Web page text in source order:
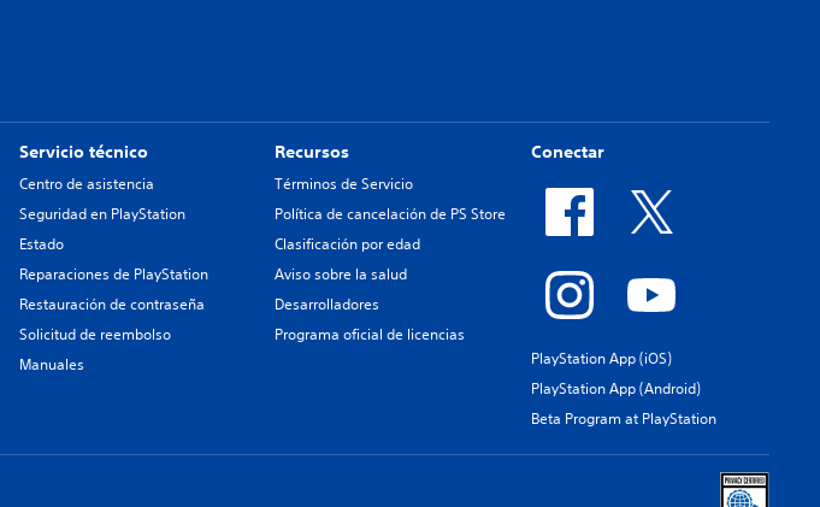
Servicio técnico
Centro de asistencia
Seguridad en PlayStation
Estado
Reparaciones de PlayStation
Restauración de contraseña
Solicitud de reembolso
Manuales
Recursos
Términos de Servicio
Política de cancelación de PS Store
Clasificación por edad
Aviso sobre la salud
Desarrolladores
Programa oficial de licencias
Conectar
PlayStation App (iOS)
PlayStation App (Android)
Beta Program at PlayStation